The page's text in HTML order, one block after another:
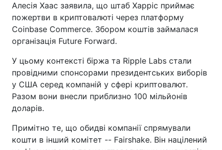
Алесія Хаас заявила, що штаб Харріс приймає
пожертви в криптовалюті через платформу
Coinbase Commerce. Збором коштів займалася
організація Future Forward.
У цьому контексті біржа та Ripple Labs стали
провідними спонсорами президентських виборів
у США серед компаній у сфері криптовалют.
Разом вони внесли приблизно 100 мільйонів
доларів.
Примітно те, що обидві компанії спрямували
кошти в інший комітет -- Fairshake. Він націлений